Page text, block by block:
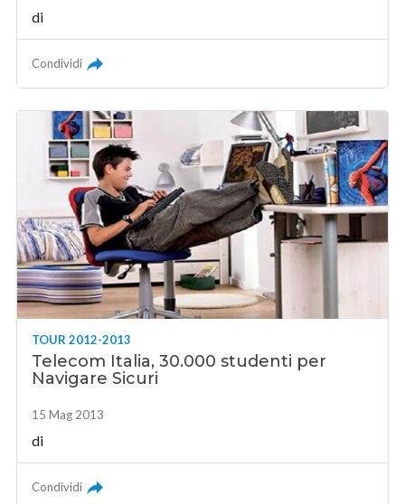
di
Condividi
TOUR 2012-2013
Telecom Italia, 30.000 studenti per
Navigare Sicuri
15 Mag 2013
di
Condividi